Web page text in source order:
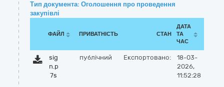
Тип документа: Оголошення про проведення
закупівлі
ФАЙЛ ПРИВАТНІСТЬ СТАН
ДАТА
ТА
ЧАС
sig
n.p
7s
публічний Експортовано:
18-03-
2026,
11:52:28